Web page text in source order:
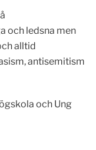
och ledsna men
alltid
antisemitism
och Ung